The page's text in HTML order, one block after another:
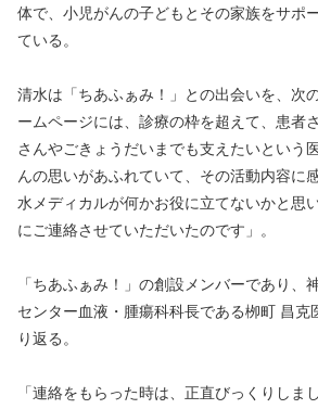
体で、小児がんの子どもとその家族をサポ
ている。
清水は「ちあふぁみ！」との出会いを、次
ームページには、診療の枠を超えて、患者
さんやごきょうだいまでも支えたいという
んの思いがあふれていて、その活動内容に
水メディカルが何かお役に立てないかと思
にご連絡させていただいたのです」。
「ちあふぁみ！」の創設メンバーであり、
センター血液・腫瘍科科長である栁町 昌克
り返る。
「連絡をもらった時は、正直びっくりしま